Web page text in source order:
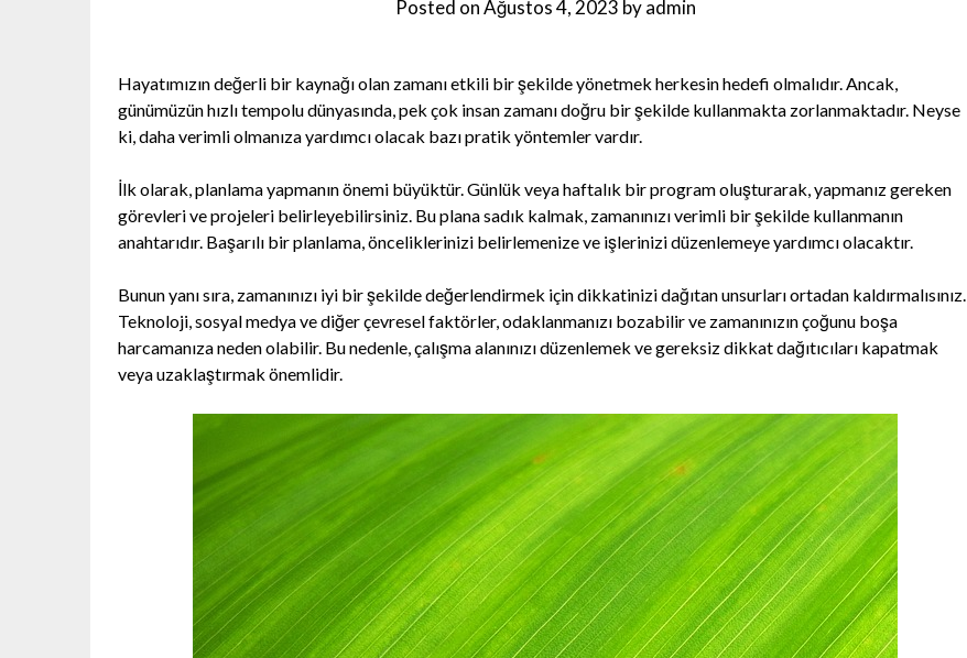
Posted onAğustos 4, 2023 byadmin
Hayatımızın değerli bir kaynağı olan zamanı etkili bir şekilde yönetmek herkesin hedefi olmalıdır. Ancak,
günümüzün hızlı tempolu dünyasında, pek çok insan zamanı doğru bir şekilde kullanmakta zorlanmaktadır. Neyse
ki, daha verimli olmanıza yardımcı olacak bazı pratik yöntemler vardır.
İlk olarak, planlama yapmanın önemi büyüktür. Günlük veya haftalık bir program oluşturarak, yapmanız gereken
görevleri ve projeleri belirleyebilirsiniz. Bu plana sadık kalmak, zamanınızı verimli bir şekilde kullanmanın
anahtarıdır. Başarılı bir planlama, önceliklerinizi belirlemenize ve işlerinizi düzenlemeye yardımcı olacaktır.
Bunun yanı sıra, zamanınızı iyi bir şekilde değerlendirmek için dikkatinizi dağıtan unsurları ortadan kaldırmalısınız.
Teknoloji, sosyal medya ve diğer çevresel faktörler, odaklanmanızı bozabilir ve zamanınızın çoğunu boşa
harcamanıza neden olabilir. Bu nedenle, çalışma alanınızı düzenlemek ve gereksiz dikkat dağıtıcıları kapatmak
veya uzaklaştırmak önemlidir.